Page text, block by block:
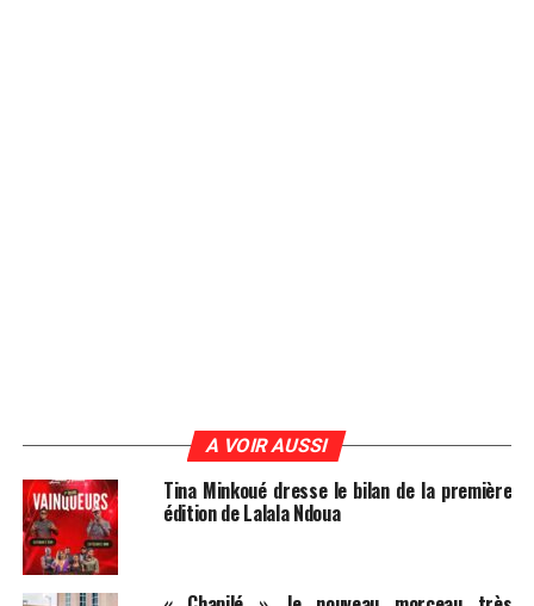
A VOIR AUSSI
Tina Minkoué dresse le bilan de la première
édition de Lalala Ndoua